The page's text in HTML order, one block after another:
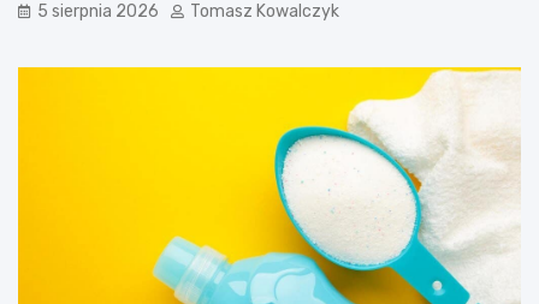
5 sierpnia 2026 Tomasz Kowalczyk